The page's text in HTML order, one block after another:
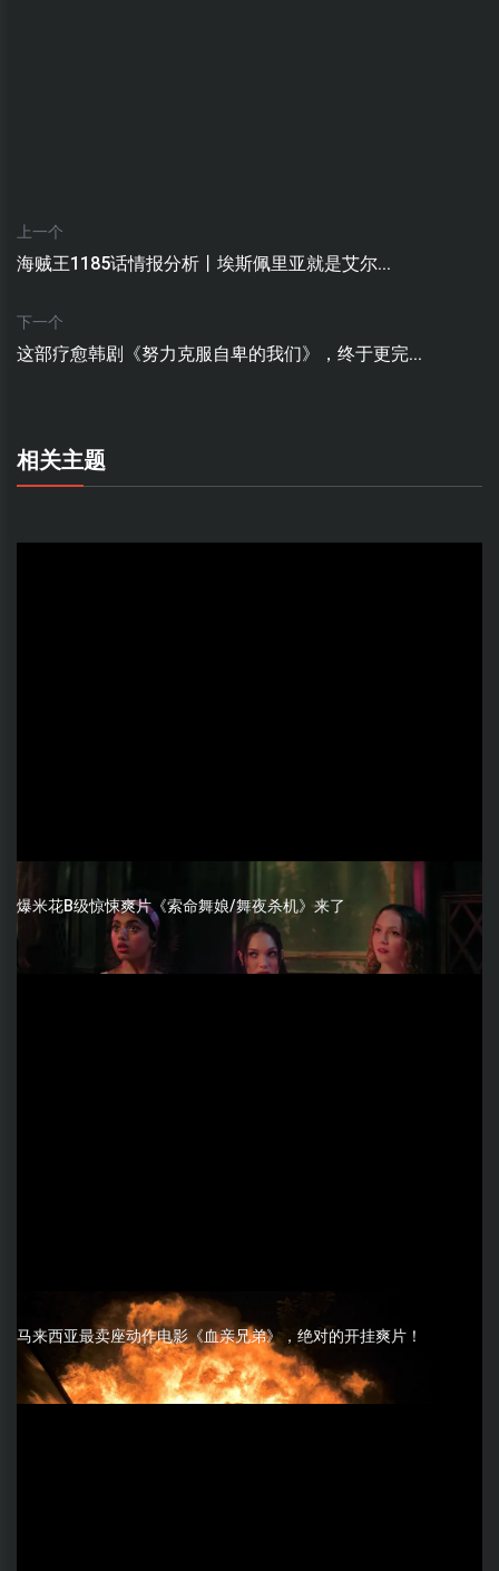
上一个
海贼王1185话情报分析丨埃斯佩里亚就是艾尔...
下一个
这部疗愈韩剧《努力克服自卑的我们》，终于更完...
相关主题
爆米花B级惊悚爽片《索命舞娘/舞夜杀机》来了
马来西亚最卖座动作电影《血亲兄弟》，绝对的开挂爽片！